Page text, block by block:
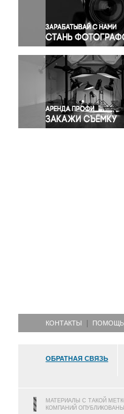
Правосудие
Происшествия и
Религия
Светская жизнь
Спорт
Экология
Экономика и
КОНТАКТЫ ПОМОЩЬ
ОБРАТНАЯ СВЯЗЬ
МАТЕРИАЛЫ С ТАКОЙ
КОМПАНИЙ